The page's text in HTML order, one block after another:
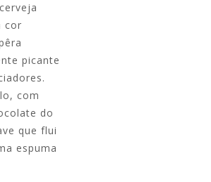
cor
picante
com
do
que flui
espuma